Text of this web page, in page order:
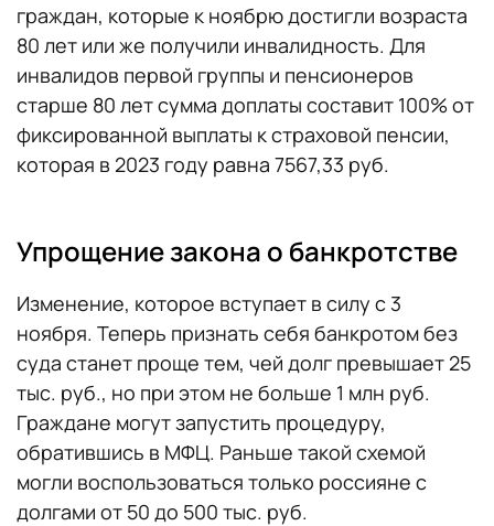
граждан, которые к ноябрю достигли возраста
80 лет или же получили инвалидность. Для
инвалидов первой группы и пенсионеров
старше 80 лет сумма доплаты составит 100% от
фиксированной выплаты к страховой пенсии,
которая в 2023 году равна 7567,33 руб.
Упрощение закона о банкротстве
Изменение, которое вступает в силу с 3
ноября. Теперь признать себя банкротом без
суда станет проще тем, чей долг превышает 25
тыс. руб., но при этом не больше 1 млн руб.
Граждане могут запустить процедуру,
обратившись в МФЦ. Раньше такой схемой
могли воспользоваться только россияне с
долгами от 50 до 500 тыс. руб.